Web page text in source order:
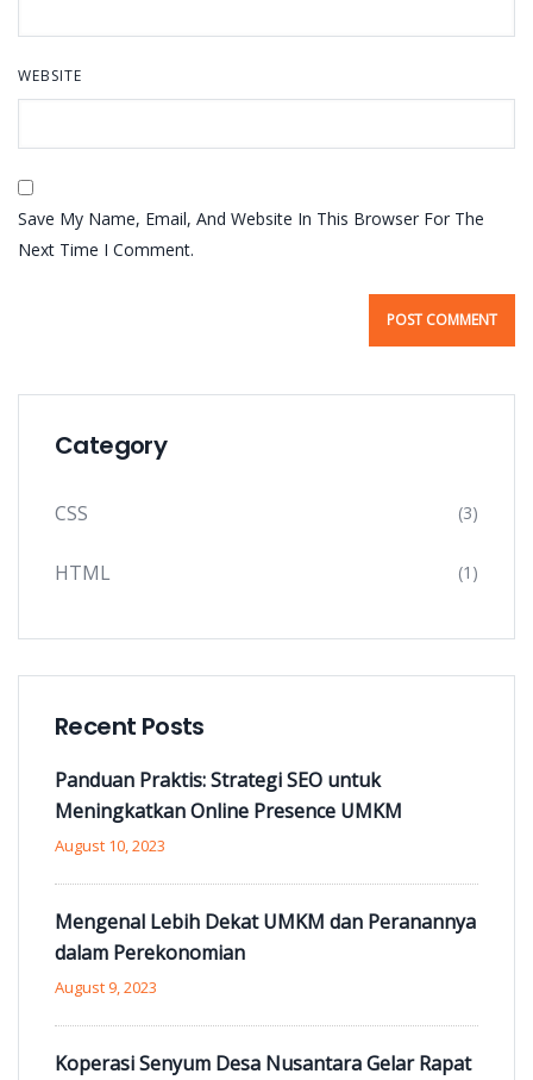
WEBSITE
Save My Name, Email, And Website In This Browser For The
Next Time I Comment.
Category
CSS (3)
HTML (1)
Recent Posts
Panduan Praktis: Strategi SEO untuk
Meningkatkan Online Presence UMKM
August 10, 2023
Mengenal Lebih Dekat UMKM dan Peranannya
dalam Perekonomian
August 9, 2023
Koperasi Senyum Desa Nusantara Gelar Rapat